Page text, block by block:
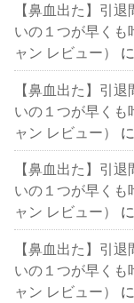
【鼻血出た】引
いの１つが早くも
ャン レビュー）
に
【鼻血出た】引
いの１つが早くも
ャン レビュー）
に
【鼻血出た】引
いの１つが早くも
ャン レビュー）
【鼻血出た】引
いの１つが早くも
ャン レビュー）
に